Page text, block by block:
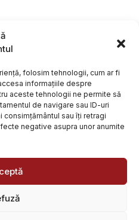
folosim tehnologii, cum ar fi
informațiile despre
aceste tehnologii ne permite să
de navigare sau ID-uri
consimțământul sau îți retragi
negative asupra unor anumite
rezervate. Site creat de